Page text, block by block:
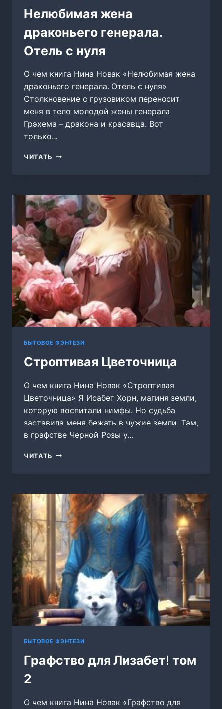
Нелюбимая жена
драконьего генерала.
Отель с нуля
О чем книга Нина Новак «Нелюбимая жена
драконьего генерала. Отель с нуля»
Столкновение с грузовиком переносит
меня в тело молодой жены генерала
Грэхема – дракона и красавца. Вот
только…
ЧИТАТЬ НЕЛЮБИМАЯ
ОТЕЛЬ
С
НУЛЯ
БЫТОВОЕ ФЭНТЕЗИ
Строптивая Цветочница
О чем книга Нина Новак «Строптивая
Цветочница» Я Исабет Хорн, магиня земли,
которую воспитали нимфы. Но судьба
заставила меня бежать в чужие земли. Там,
в графстве Черной Розы у…
ЧИТАТЬ СТРОПТИВАЯ
БЫТОВОЕ ФЭНТЕЗИ
Графство для Лизабет! том
2
О чем книга Нина Новак «Графство для